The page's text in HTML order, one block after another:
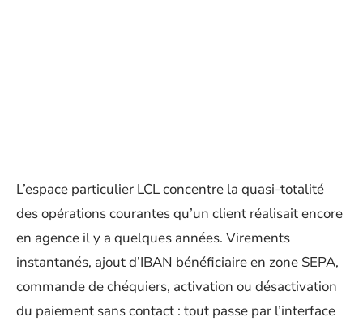
L’espace particulier LCL concentre la quasi-totalité
des opérations courantes qu’un client réalisait encore
en agence il y a quelques années. Virements
instantanés, ajout d’IBAN bénéficiaire en zone SEPA,
commande de chéquiers, activation ou désactivation
du paiement sans contact : tout passe par l’interface